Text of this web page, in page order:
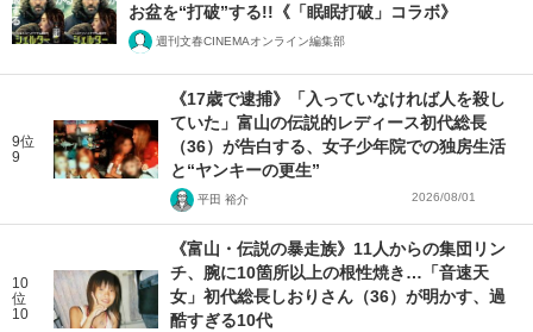
お盆を“打破”する!!《「眠眠打破」コラボ》
週刊文春CINEMAオンライン編集部
9位
9
《17歳で逮捕》「入っていなければ人を殺し
ていた」富山の伝説的レディース初代総長
（36）が告白する、女子少年院での独房生活
と“ヤンキーの更生”
平田 裕介 2026/08/01
10
位
10
《富山・伝説の暴走族》11人からの集団リン
チ、腕に10箇所以上の根性焼き…「音速天
女」初代総長しおりさん（36）が明かす、過
酷すぎる10代